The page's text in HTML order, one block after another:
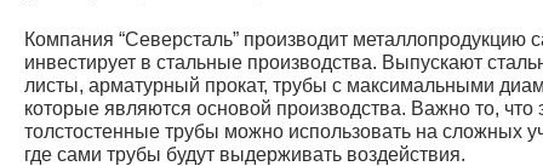
Компания “Северсталь” производит металлопродукцию
инвестирует в стальные производства. Выпускают
листы, арматурный прокат, трубы с максимальными
которые являются основой производства. Важно то, что
толстостенные трубы можно использовать на сложных
где сами трубы будут выдерживать воздействия.